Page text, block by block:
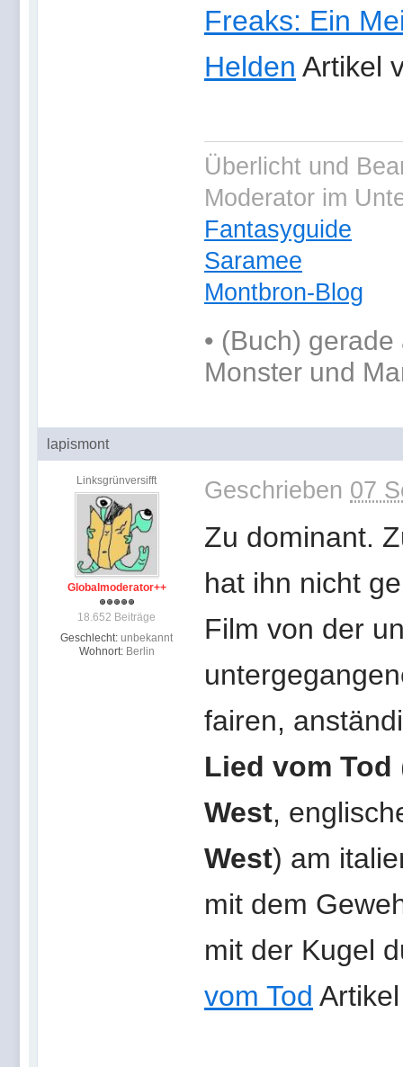
Freaks: Ein
Helden Artikel
Überlicht und
Moderator im
Fantasyguide
Saramee
Montbron-Blog
• (Buch) gerade
Monster und
lapismont
Linksgrünversifft
Globalmoderator++
18.652 Beiträge
Geschlecht: unbekannt
Wohnort: Berlin
Geschrieben 07
Zu dominant.
hat ihn nicht
Film von der
fairen,
Lied vom Tod
West,
West) am
mit dem
mit der Kugel
vom Tod